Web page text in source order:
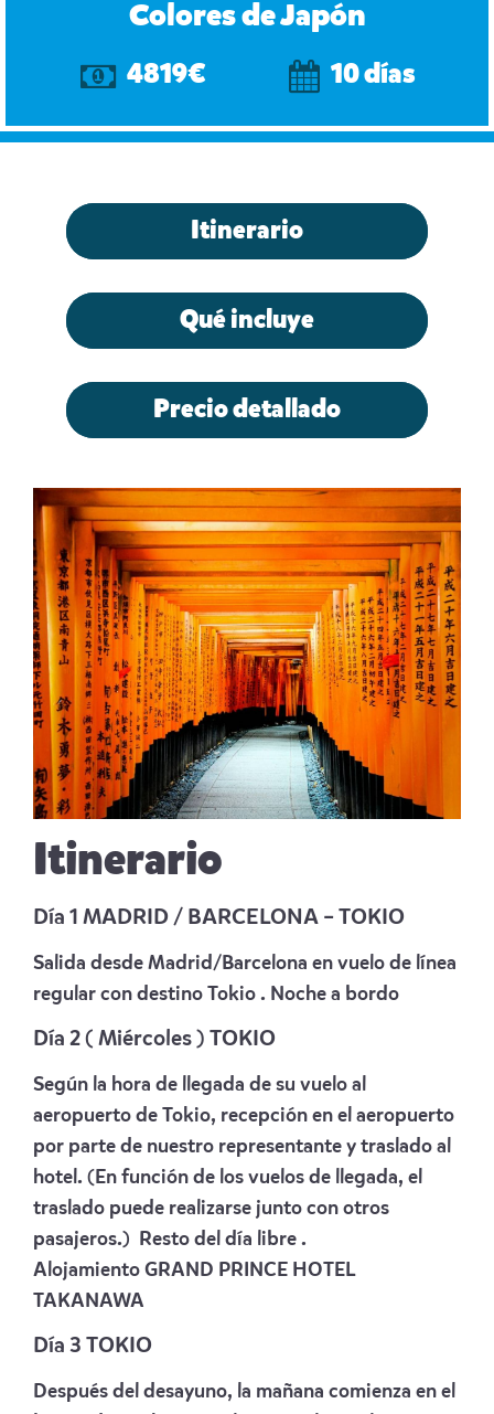
Colores de Japón
4819€ 10 días
Itinerario
Qué incluye
Precio detallado
Itinerario
Día 1 MADRID / BARCELONA – TOKIO
Salida desde Madrid/Barcelona en vuelo de línea
regular con destino Tokio . Noche a bordo
Día 2 ( Miércoles ) TOKIO
Según la hora de llegada de su vuelo al
aeropuerto de Tokio, recepción en el aeropuerto
por parte de nuestro representante y traslado al
hotel. (En función de los vuelos de llegada, el
traslado puede realizarse junto con otros
pasajeros.) Resto del día libre .
Alojamiento GRAND PRINCE HOTEL
TAKANAWA
Día 3 TOKIO
Después del desayuno, la mañana comienza en el